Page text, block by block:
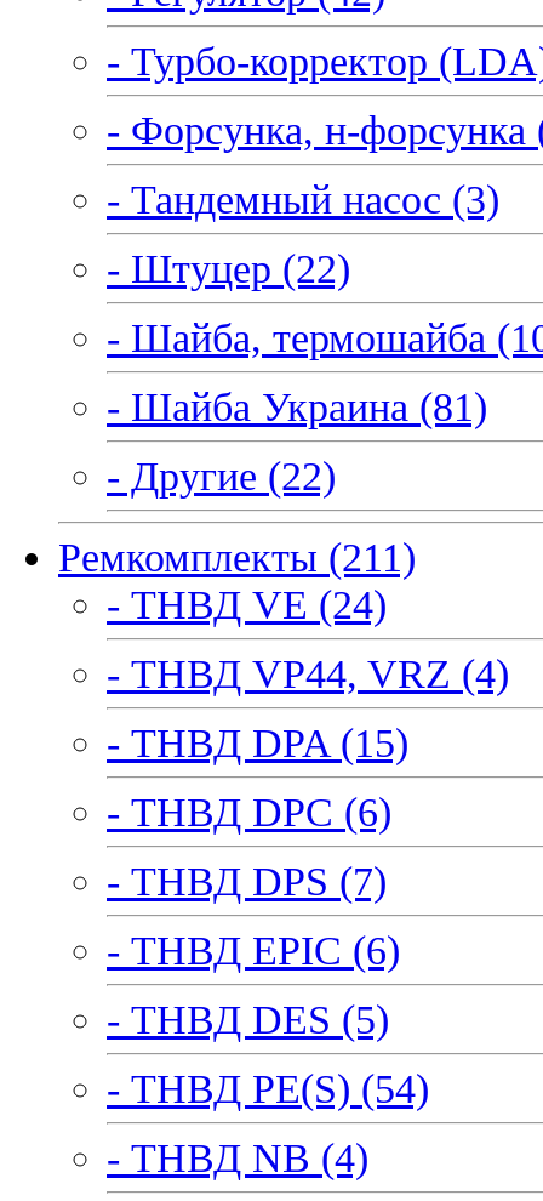
- Турбо-корректор
- Форсунка, н-форсунка
- Тандемный насос (3)
- Штуцер (22)
- Шайба, термошайба
- Шайба Украина (81)
- Другие (22)
Ремкомплекты (211)
- ТНВД VE (24)
- ТНВД VP44, VRZ (4)
- ТНВД DPA (15)
- ТНВД DPC (6)
- ТНВД DPS (7)
- ТНВД EPIC (6)
- ТНВД DES (5)
- ТНВД PE(S) (54)
- ТНВД NB (4)